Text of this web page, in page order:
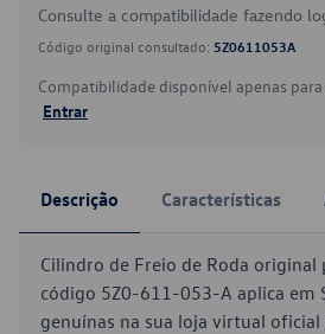
Consulte a compatibilidade fazendo
Código original consultado: 5Z0611053A
Compatibilidade disponível apenas
Entrar
Descrição Características
Cilindro de Freio de Roda original
código 5Z0-611-053-A aplica em
genuínas na sua loja virtual oficial